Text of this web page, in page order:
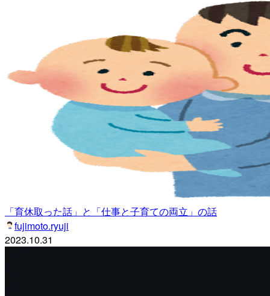
「育休取った話」と「仕事と子育ての両立」の話
fujimoto.ryuji
2023.10.31